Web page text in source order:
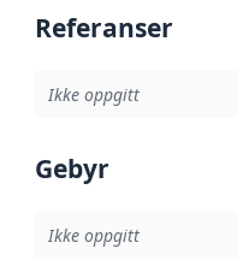
Referanser
Ikke oppgitt
Gebyr
Ikke oppgitt